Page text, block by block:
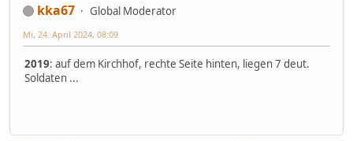
kka67 Global Moderator
Mi, 24. April 2024, 08:09
2019: auf dem Kirchhof, rechte Seite hinten, liegen 7 deut.
Soldaten ...